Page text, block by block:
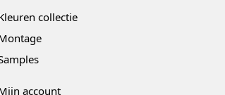
collectie
account